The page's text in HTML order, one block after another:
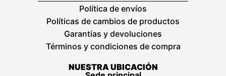
Política de envíos
Políticas de cambios de productos
Garantías y devoluciones
Términos y condiciones de compra
NUESTRA UBICACIÓN